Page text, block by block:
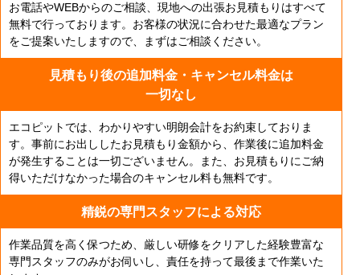
お電話やWEBからのご相談、現地への出張お見積もりはすべて
無料で行っております。お客様の状況に合わせた最適なプラン
をご提案いたしますので、まずはご相談ください。
見積もり後の追加料金・ キャンセル料金は
一切なし
エコピットでは、わかりやすい明朗会計をお約束しておりま
す。事前にお出ししたお見積もり金額から、作業後に追加料金
が発生することは一切ございません。また、お見積もりにご納
得いただけなかった場合のキャンセル料も無料です。
精鋭の専門スタッフによる対応
作業品質を高く保つため、厳しい研修をクリアした経験豊富な
専門スタッフのみがお伺いし、責任を持って最後まで作業いた